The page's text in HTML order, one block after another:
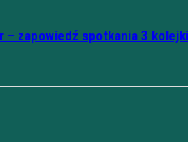
– zapowiedź spotkania 3 kolejki